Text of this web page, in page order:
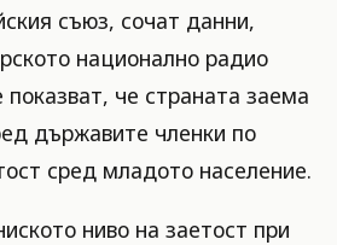
съюз, сочат данни,
национално радио
че страната заема
държавите членки по
сред младото население.
ниво на заетост при